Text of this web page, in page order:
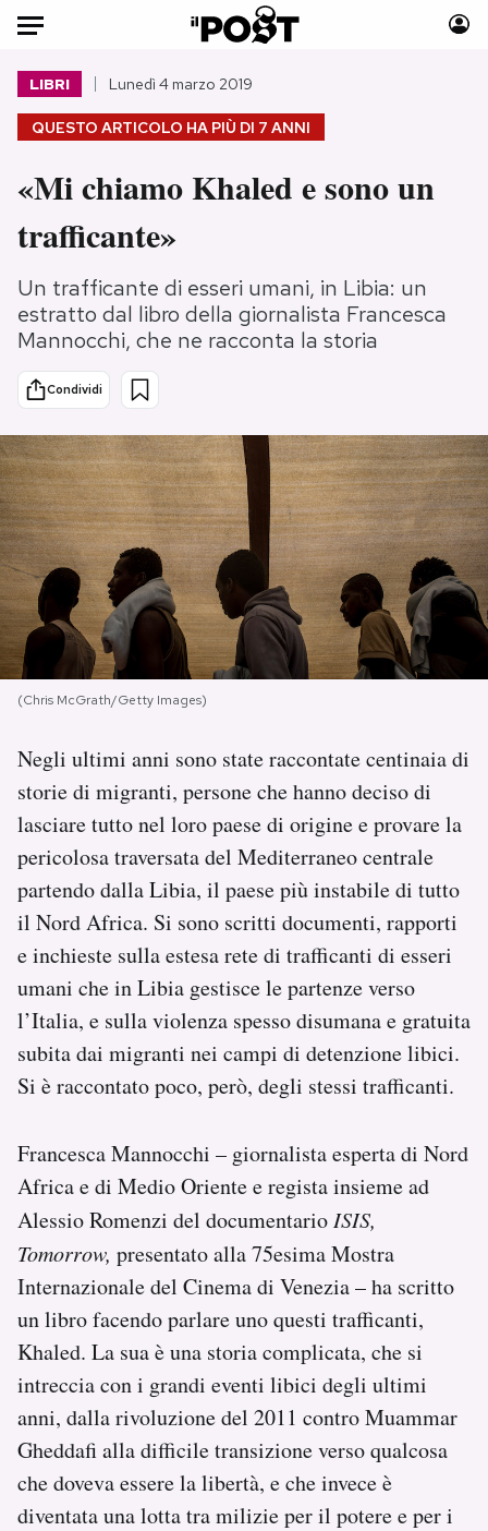
Auto
HOME
Italia
Politica
Tecnologia
Internet
Scienza
Cultura
Economia
Sport
Moda
Storie/Idee
Ok Boomer!
Media
Mondiali calcio 2026
PODCAST
NEWSLETTER
I MIEI PREFERITI
SHOP
CALENDARIO
AREA PERSONALE
Newsletter
Notifiche mobile
Regala il Post
Hai bisogno di aiuto?
QUESTO ARTICOLO HA PIÙ DI 7 ANNI
LIBRI Lunedì 4 marzo 2019
«Mi chiamo Khaled e sono un
trafficante»
Un trafficante di esseri umani, in Libia: un
estratto dal libro della giornalista Francesca
Mannocchi, che ne racconta la storia
Condividi
(Chris McGrath/Getty Images)
Negli ultimi anni sono state raccontate centinaia di
storie di migranti, persone che hanno deciso di
lasciare tutto nel loro paese di origine e provare la
pericolosa traversata del Mediterraneo centrale
partendo dalla Libia, il paese più instabile di tutto
il Nord Africa. Si sono scritti documenti, rapporti
e inchieste sulla estesa rete di trafficanti di esseri
umani che in Libia gestisce le partenze verso
l’Italia, e sulla violenza spesso disumana e gratuita
subita dai migranti nei campi di detenzione libici.
Si è raccontato poco, però, degli stessi trafficanti.
Francesca Mannocchi – giornalista esperta di Nord
Africa e di Medio Oriente e regista insieme ad
Alessio Romenzi del documentario ISIS,
Tomorrow, presentato alla 75esima Mostra
Internazionale del Cinema di Venezia – ha scritto
un libro facendo parlare uno questi trafficanti,
Khaled. La sua è una storia complicata, che si
intreccia con i grandi eventi libici degli ultimi
anni, dalla rivoluzione del 2011 contro Muammar
Gheddafi alla difficile transizione verso qualcosa
che doveva essere la libertà, e che invece è
diventata una lotta tra milizie per il potere e per i